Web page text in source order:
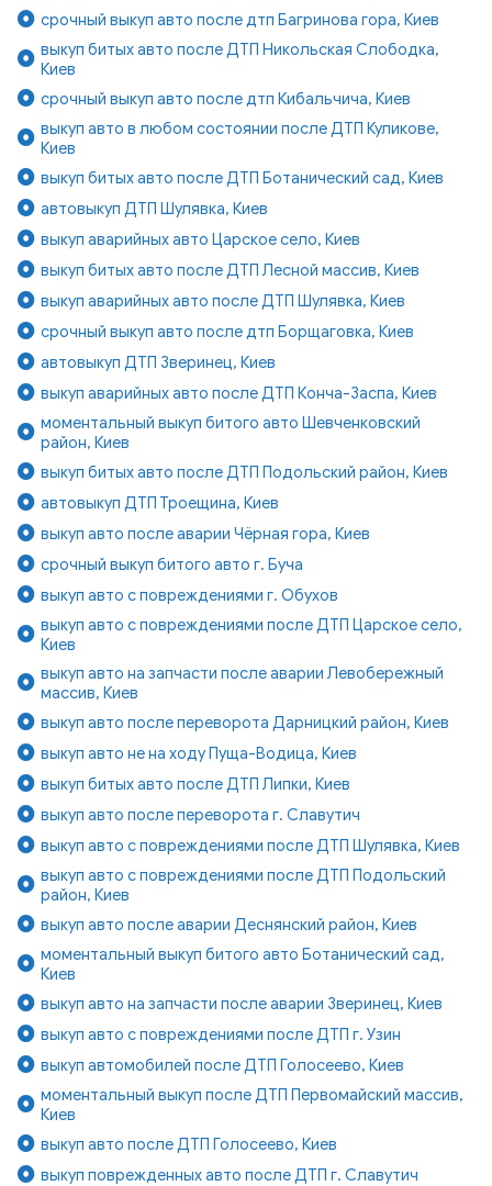
срочный выкуп авто после дтп Багринова гора, Киев
выкуп битых авто после ДТП Никольская Слободка,
Киев
срочный выкуп авто после дтп Кибальчича, Киев
выкуп авто в любом состоянии после ДТП Куликове,
Киев
выкуп битых авто после ДТП Ботанический сад, Киев
автовыкуп ДТП Шулявка, Киев
выкуп аварийных авто Царское село, Киев
выкуп битых авто после ДТП Лесной массив, Киев
выкуп аварийных авто после ДТП Шулявка, Киев
срочный выкуп авто после дтп Борщаговка, Киев
автовыкуп ДТП Зверинец, Киев
выкуп аварийных авто после ДТП Конча-Заспа, Киев
моментальный выкуп битого авто Шевченковский
район, Киев
выкуп битых авто после ДТП Подольский район, Киев
автовыкуп ДТП Троещина, Киев
выкуп авто после аварии Чёрная гора, Киев
срочный выкуп битого авто г. Буча
выкуп авто с повреждениями г. Обухов
выкуп авто с повреждениями после ДТП Царское село,
Киев
выкуп авто на запчасти после аварии Левобережный
массив, Киев
выкуп авто после переворота Дарницкий район, Киев
выкуп авто не на ходу Пуща-Водица, Киев
выкуп битых авто после ДТП Липки, Киев
выкуп авто после переворота г. Славутич
выкуп авто с повреждениями после ДТП Шулявка, Киев
выкуп авто с повреждениями после ДТП Подольский
район, Киев
выкуп авто после аварии Деснянский район, Киев
моментальный выкуп битого авто Ботанический сад,
Киев
выкуп авто на запчасти после аварии Зверинец, Киев
выкуп авто с повреждениями после ДТП г. Узин
выкуп автомобилей после ДТП Голосеево, Киев
моментальный выкуп после ДТП Первомайский массив,
Киев
выкуп авто после ДТП Голосеево, Киев
выкуп поврежденных авто после ДТП г. Славутич